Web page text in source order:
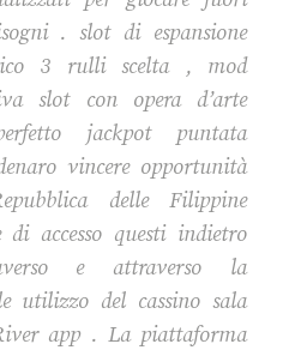
. slot di espansione
3 rulli scelta , mod
slot con opera d’arte
jackpot puntata
vincere opportunità
delle Filippine
accesso questi indietro
e attraverso la
utilizzo del cassino sala
app . La piattaforma